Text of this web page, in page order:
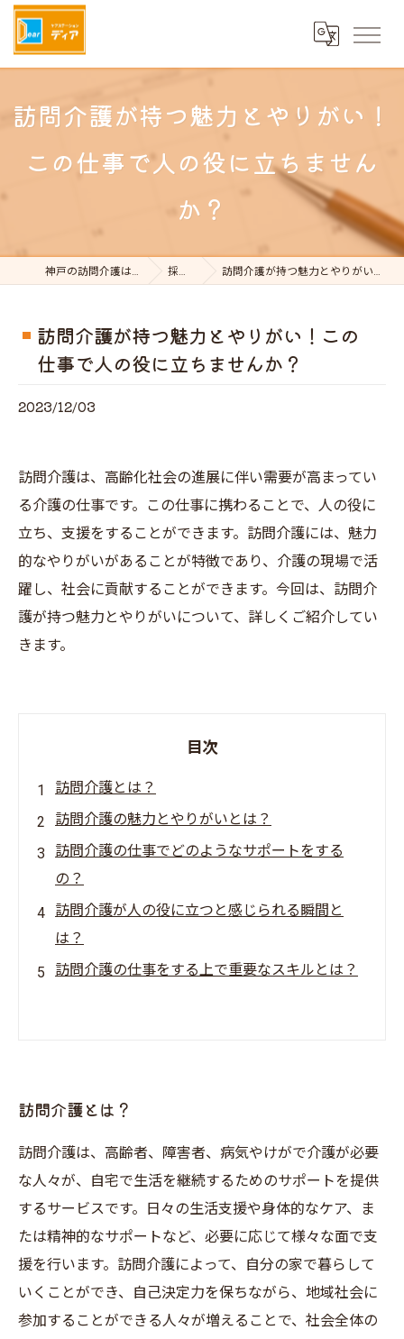
訪問介護が持つ魅力とやりがい！
この仕事で人の役に立ちません
か？
神戸の訪問介護はケアステーションDear 採用ブログ 訪問介護が持つ魅力とやりがい！この仕事で人の役に立ちませんか？
訪問介護が持つ魅力とやりがい！この
仕事で人の役に立ちませんか？
2023/12/03
訪問介護は、高齢化社会の進展に伴い需要が高まってい
る介護の仕事です。この仕事に携わることで、人の役に
立ち、支援をすることができます。訪問介護には、魅力
的なやりがいがあることが特徴であり、介護の現場で活
躍し、社会に貢献することができます。今回は、訪問介
護が持つ魅力とやりがいについて、詳しくご紹介してい
きます。
目次
訪問介護とは？
訪問介護の魅力とやりがいとは？
訪問介護の仕事でどのようなサポートをする
の？
訪問介護が人の役に立つと感じられる瞬間と
は？
訪問介護の仕事をする上で重要なスキルとは？
訪問介護とは？
訪問介護は、高齢者、障害者、病気やけがで介護が必要
な人々が、自宅で生活を継続するためのサポートを提供
するサービスです。日々の生活支援や身体的なケア、ま
たは精神的なサポートなど、必要に応じて様々な面で支
援を行います。訪問介護によって、自分の家で暮らして
いくことができ、自己決定力を保ちながら、地域社会に
参加することができる人々が増えることで、社会全体の